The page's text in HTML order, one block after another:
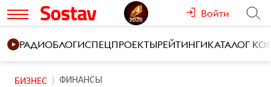
Войти
РАДИОБЛОГИСПЕЦПРОЕКТЫРЕЙТИНГИКАТАЛОГ
БИЗНЕС ФИНАНСЫ